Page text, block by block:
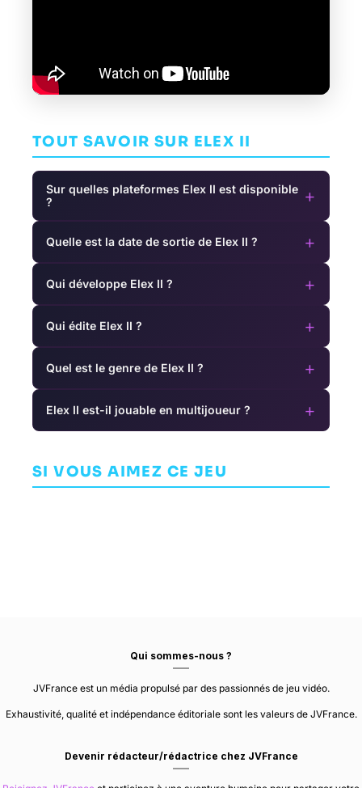
TOUT SAVOIR SUR ELEX II
Sur quelles plateformes Elex II est disponible
?
+
Quelle est la date de sortie de Elex II ? +
Qui développe Elex II ? +
Qui édite Elex II ? +
Quel est le genre de Elex II ? +
Elex II est-il jouable en multijoueur ? +
SI VOUS AIMEZ CE JEU
Fallout
BETHESDA GAME
INDÉPENDANT
Hunter Rise
Qui sommes-nous ?
JVFrance est un média propulsé par des passionnés de jeu vidéo.
Exhaustivité, qualité et indépendance éditoriale sont les valeurs de JVFrance.
Devenir rédacteur/rédactrice chez JVFrance